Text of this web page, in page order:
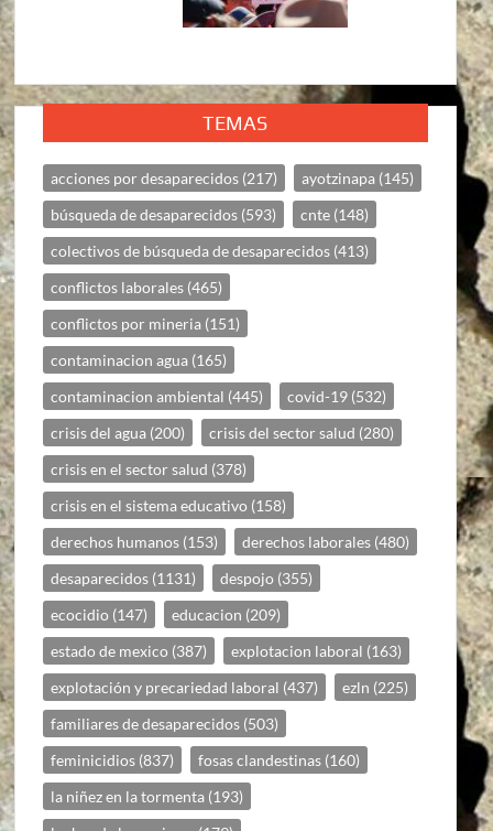
TEMAS
acciones por desaparecidos (217) ayotzinapa (145)
búsqueda de desaparecidos (593) cnte (148)
colectivos de búsqueda de desaparecidos (413)
conflictos laborales (465)
conflictos por mineria (151)
contaminacion agua (165)
contaminacion ambiental (445) covid-19 (532)
crisis del agua (200) crisis del sector salud (280)
crisis en el sector salud (378)
crisis en el sistema educativo (158)
derechos humanos (153) derechos laborales (480)
desaparecidos (1131) despojo (355)
ecocidio (147) educacion (209)
estado de mexico (387) explotacion laboral (163)
explotación y precariedad laboral (437) ezln (225)
familiares de desaparecidos (503)
feminicidios (837) fosas clandestinas (160)
la niñez en la tormenta (193)